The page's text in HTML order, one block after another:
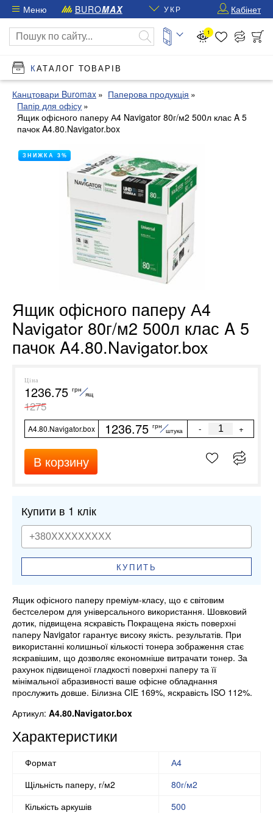
Меню BUROMAX УКР Кабінет
1
КАТАЛОГ ТОВАРІВ
Канцтовари Buromax
Паперова продукція
Папір для офісу
Ящик офісного паперу А4 Navigator 80г/м2 500л клас A 5
пачок A4.80.Navigator.box
ЗНИЖКА 3%
Ящик офісного паперу А4
Navigator 80г/м2 500л клас A 5
пачок A4.80.Navigator.box
Ціна
1236.75 грн
ящ
1275
A4.80.Navigator.box 1236.75 грн
штука - +
В корзину
Купити в 1 клік
КУПИТЬ
Ящик офісного паперу преміум-класу, що є світовим
бестселером для універсального використання. Шовковий
дотик, підвищена яскравість Покращена якість поверхні
паперу Navigator гарантує високу якість. результатів. При
використанні колишньої кількості тонера зображення стає
яскравішим, що дозволяє економніше витрачати тонер. За
рахунок підвищеної гладкості поверхні паперу та її
мінімальної абразивності ваше офісне обладнання
прослужить довше. Білизна CIE 169%, яскравість ISO 112%.
Артикул: A4.80.Navigator.box
Характеристики
Формат
А4
Щільність паперу, г/м2
80г/м2
Кількість аркушів
500